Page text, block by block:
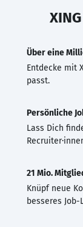
Über eine
Entdecke mit
passt.
Persönliche
Lass Dich
21 Mio.
Knüpf neue
besseres Job-